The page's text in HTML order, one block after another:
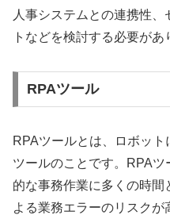
人事システムとの連携性
トなどを検討する必要があ
RPAツール
RPAツールとは、ロボッ
ツールのことです。RPA
的な事務作業に多くの時間
よる業務エラーのリスクが